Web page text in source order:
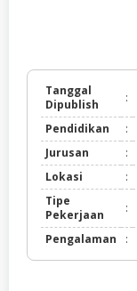
Tanggal
Dipublish
:
Pendidikan :
Jurusan
:
Lokasi
:
Tipe
Pekerjaan
:
Pengalaman :